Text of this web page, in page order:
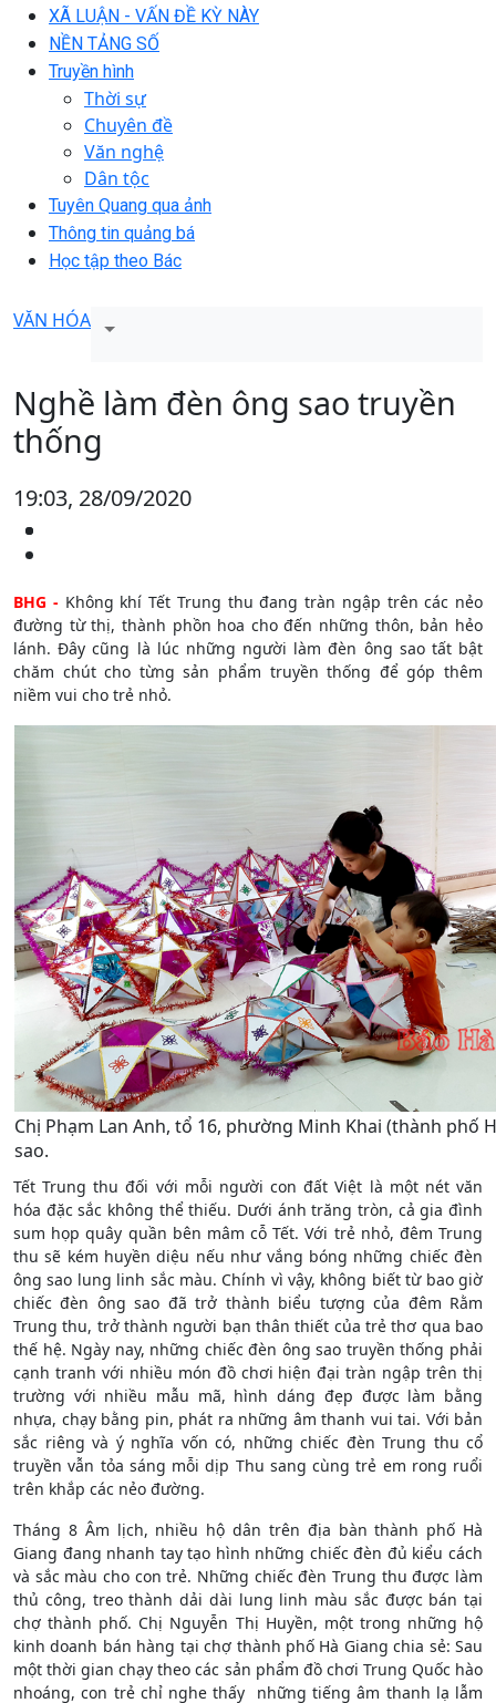
XÃ LUẬN - VẤN ĐỀ KỲ NÀY
NỀN TẢNG SỐ
Truyền hình
Thời sự
Chuyên đề
Văn nghệ
Dân tộc
Tuyên Quang qua ảnh
Thông tin quảng bá
Học tập theo Bác
VĂN HÓA
Nghề làm đèn ông sao truyền
thống
19:03, 28/09/2020
BHG -Không khí Tết Trung thu đang tràn ngập trên các nẻo
đường từ thị, thành phồn hoa cho đến những thôn, bản hẻo
lánh. Đây cũng là lúc những người làm đèn ông sao tất bật
chăm chút cho từng sản phẩm truyền thống để góp thêm
niềm vui cho trẻ nhỏ.
Chị Phạm Lan Anh, tổ 16, phường Minh Khai (thành phố
sao.
Tết Trung thu đối với mỗi người con đất Việt là một nét văn
hóa đặc sắc không thể thiếu. Dưới ánh trăng tròn, cả gia đình
sum họp quây quần bên mâm cỗ Tết. Với trẻ nhỏ, đêm Trung
thu sẽ kém huyền diệu nếu như vắng bóng những chiếc đèn
ông sao lung linh sắc màu. Chính vì vậy, không biết từ bao giờ
chiếc đèn ông sao đã trở thành biểu tượng của đêm Rằm
Trung thu, trở thành người bạn thân thiết của trẻ thơ qua bao
thế hệ. Ngày nay, những chiếc đèn ông sao truyền thống phải
cạnh tranh với nhiều món đồ chơi hiện đại tràn ngập trên thị
trường với nhiều mẫu mã, hình dáng đẹp được làm bằng
nhựa, chạy bằng pin, phát ra những âm thanh vui tai. Với bản
sắc riêng và ý nghĩa vốn có, những chiếc đèn Trung thu cổ
truyền vẫn tỏa sáng mỗi dịp Thu sang cùng trẻ em rong ruổi
trên khắp các nẻo đường.
Tháng 8 Âm lịch, nhiều hộ dân trên địa bàn thành phố Hà
Giang đang nhanh tay tạo hình những chiếc đèn đủ kiểu cách
và sắc màu cho con trẻ. Những chiếc đèn Trung thu được làm
thủ công, treo thành dải dài lung linh màu sắc được bán tại
chợ thành phố. Chị Nguyễn Thị Huyền, một trong những hộ
kinh doanh bán hàng tại chợ thành phố Hà Giang chia sẻ: Sau
một thời gian chạy theo các sản phẩm đồ chơi Trung Quốc hào
nhoáng, con trẻ chỉ nghe thấy những tiếng âm thanh lạ lẫm